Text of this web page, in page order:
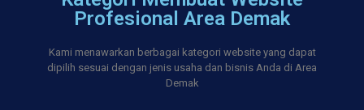
Profesional Area Demak
Kami menawarkan berbagai kategori website yang dapat
dipilih sesuai dengan jenis usaha dan bisnis Anda di Area
Demak